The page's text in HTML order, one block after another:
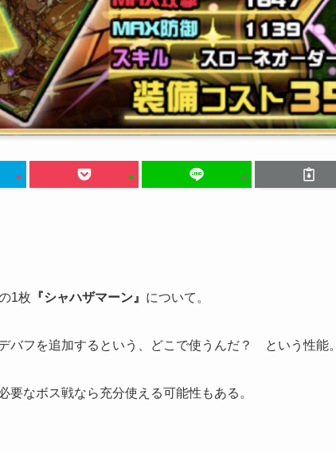
1枚 『シャハザマーン』 について。
バフを追加するという、どこで使うんだ？ という性能。
なボス戦なら充分使える可能性もある。